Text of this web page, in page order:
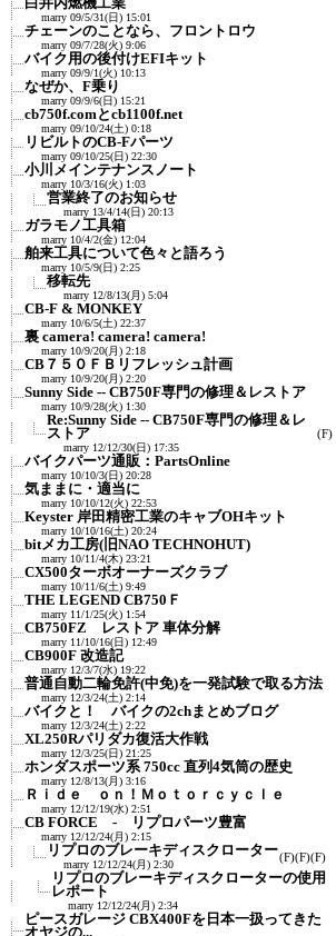
marry 09/5/31(日) 15:01
チェーンのことなら、フロントロウ
marry 09/7/28(火) 9:06
バイク用の後付けEFIキット
marry 09/9/1(火) 10:13
なぜか、F乗り
marry 09/9/6(日) 15:21
cb750f.comとcb1100f.net
marry 09/10/24(土) 0:18
リビルトのCB-Fパーツ
marry 09/10/25(日) 22:30
小川メインテナンスノート
marry 10/3/16(火) 1:03
営業終了のお知らせ
marry 13/4/14(日) 20:13
ガラモノ工具箱
marry 10/4/2(金) 12:04
舶来工具について色々と語ろう
marry 10/5/9(日) 2:25
移転先
marry 12/8/13(月) 5:04
CB-F & MONKEY
marry 10/6/5(土) 22:37
裏 camera! camera! camera!
marry 10/9/20(月) 2:18
CB７５０ＦＢリフレッシュ計画
marry 10/9/20(月) 2:20
Sunny Side -- CB750F専門の修理＆レストア
marry 10/9/28(火) 1:30
Re:Sunny Side -- CB750F専門の修理＆レ
ストア
marry 12/12/30(日) 17:35
(F)
バイクパーツ通販：PartsOnline
marry 10/10/3(日) 20:28
気ままに・適当に
marry 10/10/12(火) 22:53
Keyster 岸田精密工業のキャブOHキット
marry 10/10/16(土) 20:24
bitメカ工房(旧NAO TECHNOHUT)
marry 10/11/4(木) 23:21
CX500ターボオーナーズクラブ
marry 10/11/6(土) 9:49
THE LEGEND CB750Ｆ
marry 11/1/25(火) 1:54
CB750FZ レストア 車体分解
marry 11/10/16(日) 12:49
CB900F 改造記
marry 12/3/7(水) 19:22
普通自動二輪免許(中免)を一発試験で取る方法
marry 12/3/24(土) 2:14
バイクと！ バイクの2chまとめブログ
marry 12/3/24(土) 2:22
XL250Rパリダカ復活大作戦
marry 12/3/25(日) 21:25
ホンダスポーツ系 750cc 直列4気筒の歴史
marry 12/8/13(月) 3:16
Ｒｉｄｅ ｏｎ！Ｍｏｔｏｒｃｙｃｌｅ
marry 12/12/19(水) 2:51
CB FORCE - リプロパーツ豊富
marry 12/12/24(月) 2:15
リプロのブレーキディスクローター
marry 12/12/24(月) 2:30
(F)(F)(F)
リプロのブレーキディスクローターの使用
レポート
marry 12/12/24(月) 2:34
ピースガレージ CBX400Fを日本一扱ってきた
オヤジの...